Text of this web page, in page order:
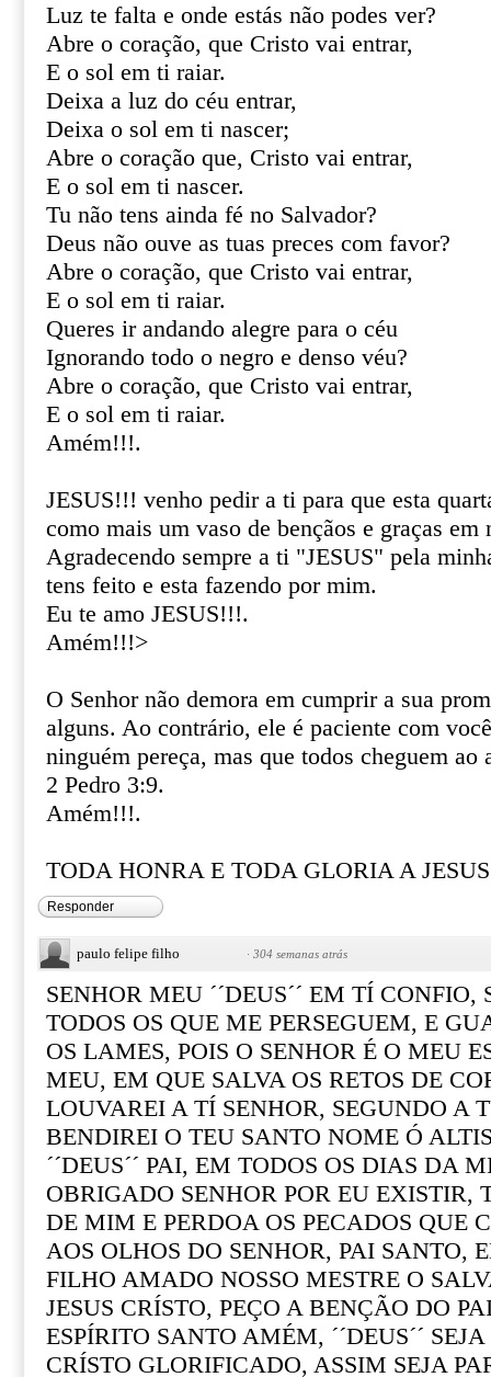
Luz te falta e onde estás não podes ver?
Abre o coração, que Cristo vai entrar,
E o sol em ti raiar.
Deixa a luz do céu entrar,
Deixa o sol em ti nascer;
Abre o coração que, Cristo vai entrar,
E o sol em ti nascer.
Tu não tens ainda fé no Salvador?
Deus não ouve as tuas preces com favor?
Abre o coração, que Cristo vai entrar,
E o sol em ti raiar.
Queres ir andando alegre para o céu
Ignorando todo o negro e denso véu?
Abre o coração, que Cristo vai entrar,
E o sol em ti raiar.
Amém!!!.
JESUS!!! venho pedir a ti para que esta
como mais um vaso de bençãos e graças em
Agradecendo sempre a ti "JESUS" pela
tens feito e esta fazendo por mim.
Eu te amo JESUS!!!.
Amém!!!>
O Senhor não demora em cumprir a sua
alguns. Ao contrário, ele é paciente com
ninguém pereça, mas que todos cheguem ao
2 Pedro 3:9.
Amém!!!.
TODA HONRA E TODA GLORIA A
Responder
paulo felipe filho · 304 semanas atrás
SENHOR MEU ´´DEUS´´ EM TÍ
TODOS OS QUE ME PERSEGUEM, E
OS LAMES, POIS O SENHOR É O MEU
MEU, EM QUE SALVA OS RETOS DE
LOUVAREI A TÍ SENHOR, SEGUNDO A
BENDIREI O TEU SANTO NOME Ó
´´DEUS´´ PAI, EM TODOS OS DIAS DA
OBRIGADO SENHOR POR EU EXISTIR,
DE MIM E PERDOA OS PECADOS QUE
AOS OLHOS DO SENHOR, PAI SANTO,
FILHO AMADO NOSSO MESTRE O
JESUS CRÍSTO, PEÇO A BENÇÃO DO
ESPÍRITO SANTO AMÉM, ´´DEUS´´
CRÍSTO GLORIFICADO, ASSIM SEJA